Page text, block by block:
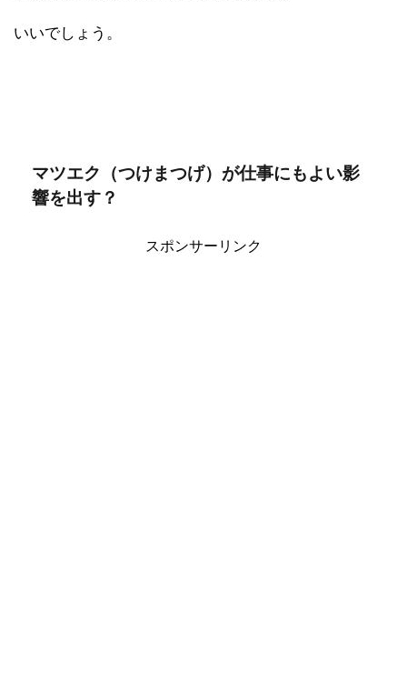
いいでしょう。
マツエク（つけまつげ）が仕事にもよい影
響を出す？
スポンサーリンク